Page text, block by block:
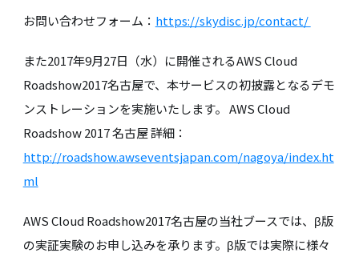
お問い合わせフォーム： https://skydisc.jp/contact/
また2017年9月27日（水）に開催されるAWS Cloud
Roadshow2017名古屋で、本サービスの初披露となるデモ
ンストレーションを実施いたします。 AWS Cloud
Roadshow 2017 名古屋 詳細：
http://roadshow.awseventsjapan.com/nagoya/index.ht
ml
AWS Cloud Roadshow2017名古屋の当社ブースでは、β版
の実証実験のお申し込みを承ります。β版では実際に様々